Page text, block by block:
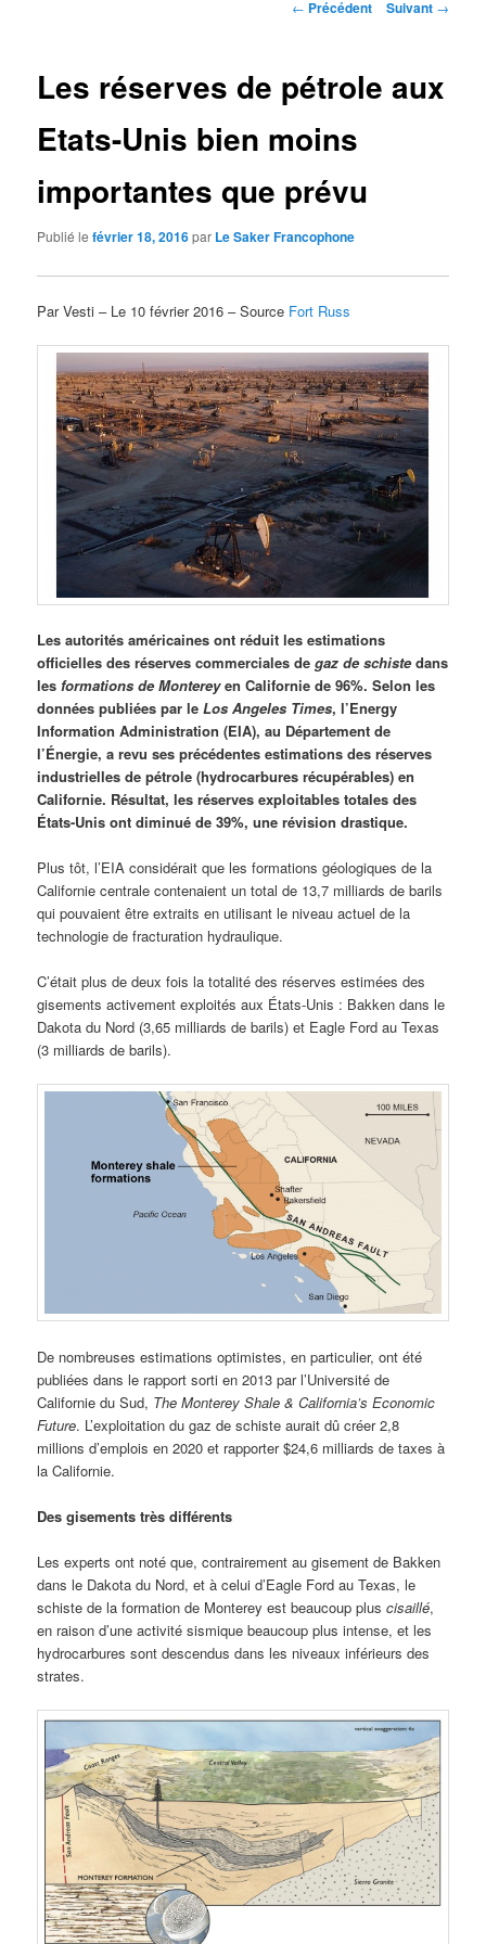
Navigation
← Précédent Suivant →
Les réserves de pétrole aux
Etats-Unis bien moins
importantes que prévu
Publié lefévrier 18, 2016par Le Saker Francophone
Par Vesti – Le 10 février 2016 – Source Fort Russ
Les autorités américaines ont réduit les estimations
officielles des réserves commerciales degaz de schiste dans
les formations de Montereyen Californie de 96%. Selon les
données publiées par leLos Angeles Times, l’Energy
Information Administration (EIA), au Département de
l’Énergie, a revu ses précédentes estimations des réserves
industrielles de pétrole (hydrocarbures récupérables) en
Californie. Résultat, les réserves exploitables totales des
États-Unis ont diminué de 39%, une révision drastique.
Plus tôt, l’EIA considérait que les formations géologiques de la
Californie centrale contenaient un total de 13,7 milliards de barils
qui pouvaient être extraits en utilisant le niveau actuel de la
technologie de fracturation hydraulique.
C’était plus de deux fois la totalité des réserves estimées des
gisements activement exploités aux États-Unis : Bakken dans le
Dakota du Nord (3,65 milliards de barils) et Eagle Ford au Texas
(3 milliards de barils).
De nombreuses estimations optimistes, en particulier, ont été
publiées dans le rapport sorti en 2013 par l’Université de
Californie du Sud, The Monterey Shale & California’s Economic
Future. L’exploitation du gaz de schiste aurait dû créer 2,8
millions d’emplois en 2020 et rapporter $24,6 milliards de taxes à
la Californie.
Des gisements très différents
Les experts ont noté que, contrairement au gisement de Bakken
dans le Dakota du Nord, et à celui d’Eagle Ford au Texas, le
schiste de la formation de Monterey est beaucoup pluscisaillé,
en raison d’une activité sismique beaucoup plus intense, et les
hydrocarbures sont descendus dans les niveaux inférieurs des
strates.